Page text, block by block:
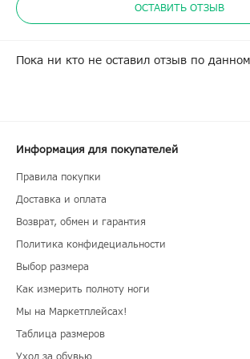
ОСТАВИТЬ ОТЗЫВ
Пока ни кто не оставил отзыв по
Информация для покупателей
Правила покупки
Доставка и оплата
Возврат, обмен и гарантия
Политика конфидециальности
Выбор размера
Как измерить полноту ноги
Мы на Маркетплейсах!
Таблица размеров